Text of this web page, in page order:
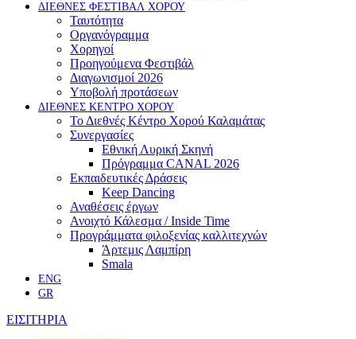
ΔΙΕΘΝΕΣ ΦΕΣΤΙΒΑΛ ΧΟΡΟΥ
Ταυτότητα
Οργανόγραμμα
Χορηγοί
Προηγούμενα Φεστιβάλ
Διαγωνισμοί 2026
Υποβολή προτάσεων
ΔΙΕΘΝΕΣ ΚΕΝΤΡΟ ΧΟΡΟΥ
Το Διεθνές Κέντρο Χορού Καλαμάτας
Συνεργασίες
Εθνική Λυρική Σκηνή
Πρόγραμμα CANAL 2026
Εκπαιδευτικές Δράσεις
Keep Dancing
Αναθέσεις έργων
Ανοιχτό Κάλεσμα / Inside Time
Προγράμματα φιλοξενίας καλλιτεχνών
Άρτεμις Λαμπίρη
Smala
ENG
GR
ΕΙΣΙΤΗΡΙΑ